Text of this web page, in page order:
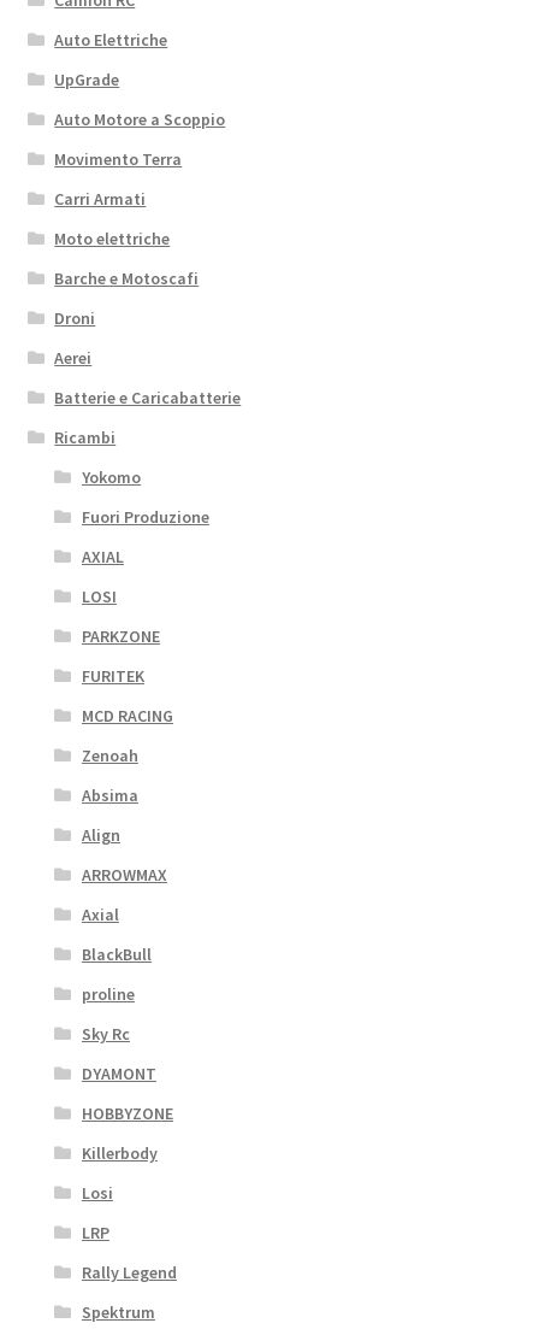
Auto Elettriche
UpGrade
Auto Motore a Scoppio
Movimento Terra
Carri Armati
Moto elettriche
Barche e Motoscafi
Droni
Aerei
Batterie e Caricabatterie
Ricambi
Yokomo
Fuori Produzione
AXIAL
LOSI
PARKZONE
FURITEK
MCD RACING
Zenoah
Absima
Align
ARROWMAX
Axial
BlackBull
proline
Sky Rc
DYAMONT
HOBBYZONE
Killerbody
Losi
LRP
Rally Legend
Spektrum